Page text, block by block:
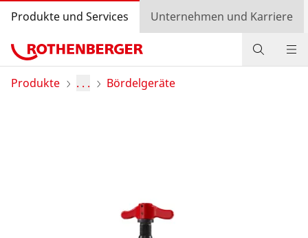
Produkte und Services Unternehmen und Karriere
Produkte
Produkte . . . Bördelgeräte